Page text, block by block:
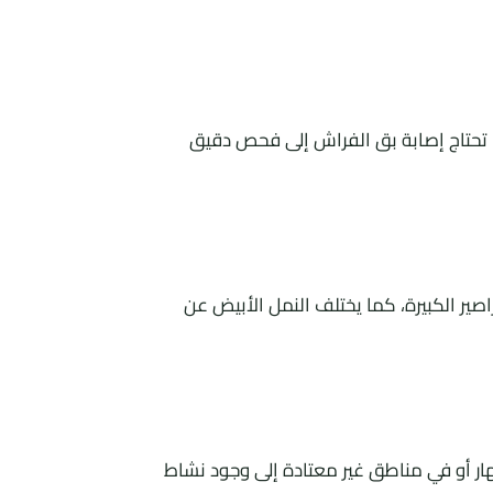
تحتاج إصابة بق الفراش إلى فحص دقيق
الكبيرة، كما يختلف النمل الأبيض عن
أو في مناطق غير معتادة إلى وجود نشاط